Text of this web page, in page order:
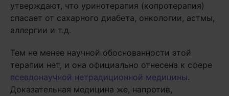
утверждают, что уринотерапия (копротерапия)
спасает от сахарного диабета, онкологии, астмы,
аллергии и т.д.
Тем не менее научной обоснованности этой
терапии нет, и она официально отнесена к сфере
псевдонаучной нетрадиционной медицины.
Доказательная медицина же, напротив,